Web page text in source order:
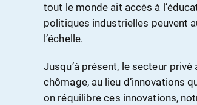
tout le monde ait accès à
politiques industrielles peuvent
l’échelle.
Jusqu’à présent, le secteur
chômage, au lieu d’innovations
on réquilibre ces innovations,